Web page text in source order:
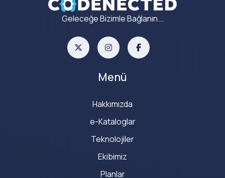
Geleceğe Bizimle Bağlanın...
Menü
Hakkımızda
e-Kataloglar
Teknolojiler
Ekibimiz
Planlar